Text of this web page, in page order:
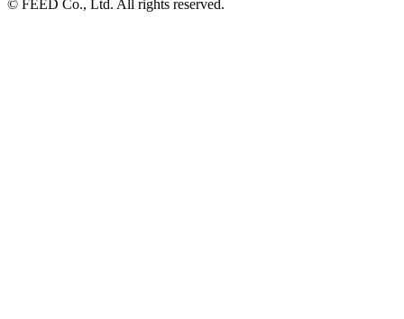
© FEED Co., Ltd. All rights reserved.